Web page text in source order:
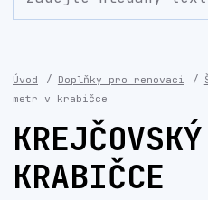
Úvod Doplňky pro renovaci
metr v krabičce
KRABIČCE